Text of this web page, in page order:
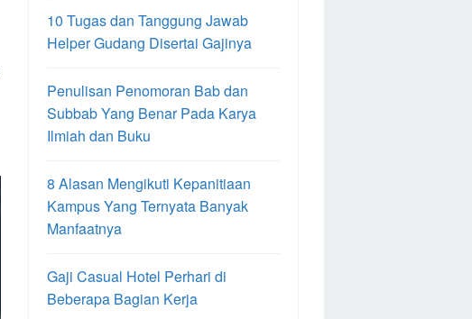
10 Tugas dan Tanggung Jawab
Helper Gudang Disertai Gajinya
Penulisan Penomoran Bab dan
Subbab Yang Benar Pada Karya
Ilmiah dan Buku
8 Alasan Mengikuti Kepanitiaan
Kampus Yang Ternyata Banyak
Manfaatnya
Gaji Casual Hotel Perhari di
Beberapa Bagian Kerja